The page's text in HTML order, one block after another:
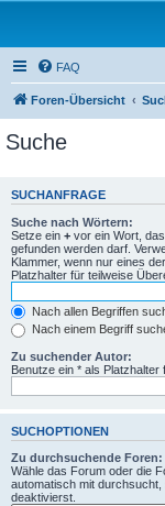
FAQ
Foren-Übersicht
Suche
SUCHANFRAGE
Suche nach Wörtern:
Setze ein + vor ein Wort,
gefunden werden darf.
Klammer, wenn nur eines
Platzhalter für teilweise
Nach allen Begriffen
Nach einem Begriff
Zu suchender Autor:
Benutze ein * als Platzhalter
SUCHOPTIONEN
Zu durchsuchende Foren:
Wähle das Forum oder die
automatisch mit
deaktivierst.